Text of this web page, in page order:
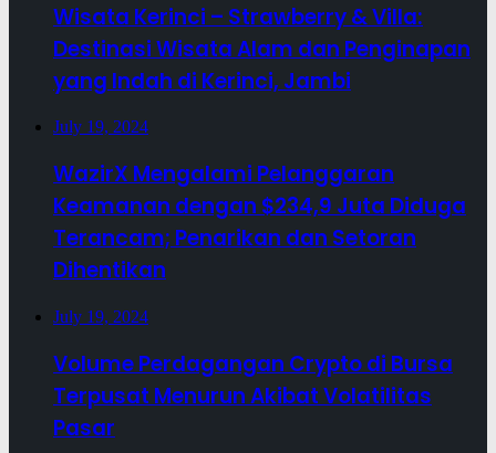
Wisata Kerinci – Strawberry & Villa:
Destinasi Wisata Alam dan Penginapan
yang Indah di Kerinci, Jambi
July 19, 2024
WazirX Mengalami Pelanggaran
Keamanan dengan $234,9 Juta Diduga
Terancam; Penarikan dan Setoran
Dihentikan
July 19, 2024
Volume Perdagangan Crypto di Bursa
Terpusat Menurun Akibat Volatilitas
Pasar